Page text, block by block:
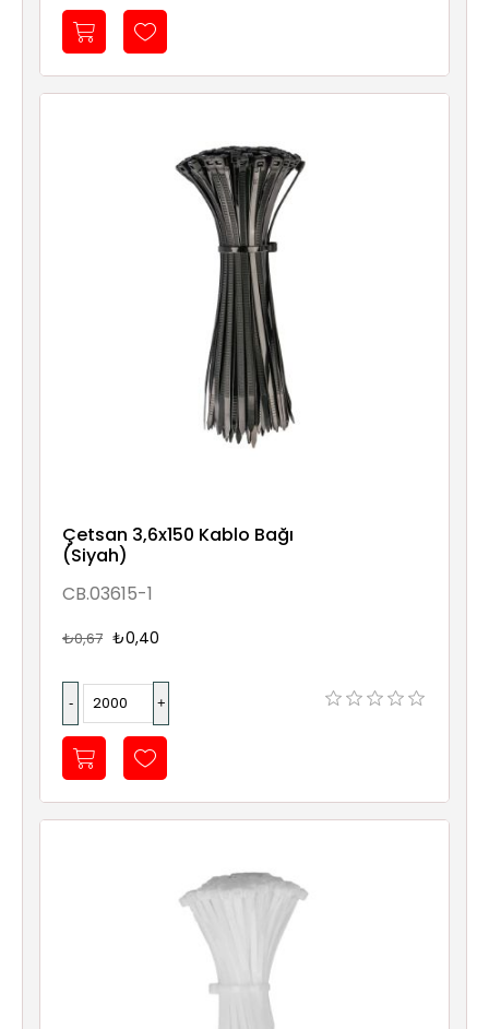
Çetsan 3,6x150 Kablo Bağı
(Siyah)
CB.03615-1
₺0,67 ₺0,40